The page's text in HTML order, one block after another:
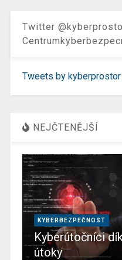
Twitter
Tweets by kyberprostor
NEJČTENĚJŠÍ
KYBERBEZPEČNOST
Kyberútočníci
útoky